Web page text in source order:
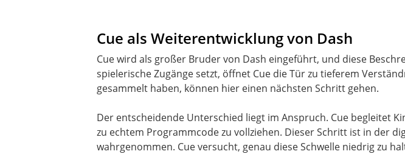
Cue als Weiterentwicklung von Dash
Cue wird als großer Bruder von Dash eingeführt, und diese
spielerische Zugänge setzt, öffnet Cue die Tür zu tieferem
gesammelt haben, können hier einen nächsten Schritt gehen.
Der entscheidende Unterschied liegt im Anspruch. Cue begleitet
zu echtem Programmcode zu vollziehen. Dieser Schritt ist in der
wahrgenommen. Cue versucht, genau diese Schwelle niedrig zu